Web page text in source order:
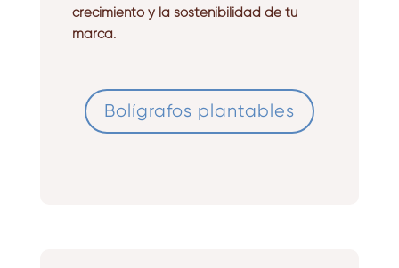
crecimiento y la sostenibilidad de tu
marca.
Bolígrafos plantables